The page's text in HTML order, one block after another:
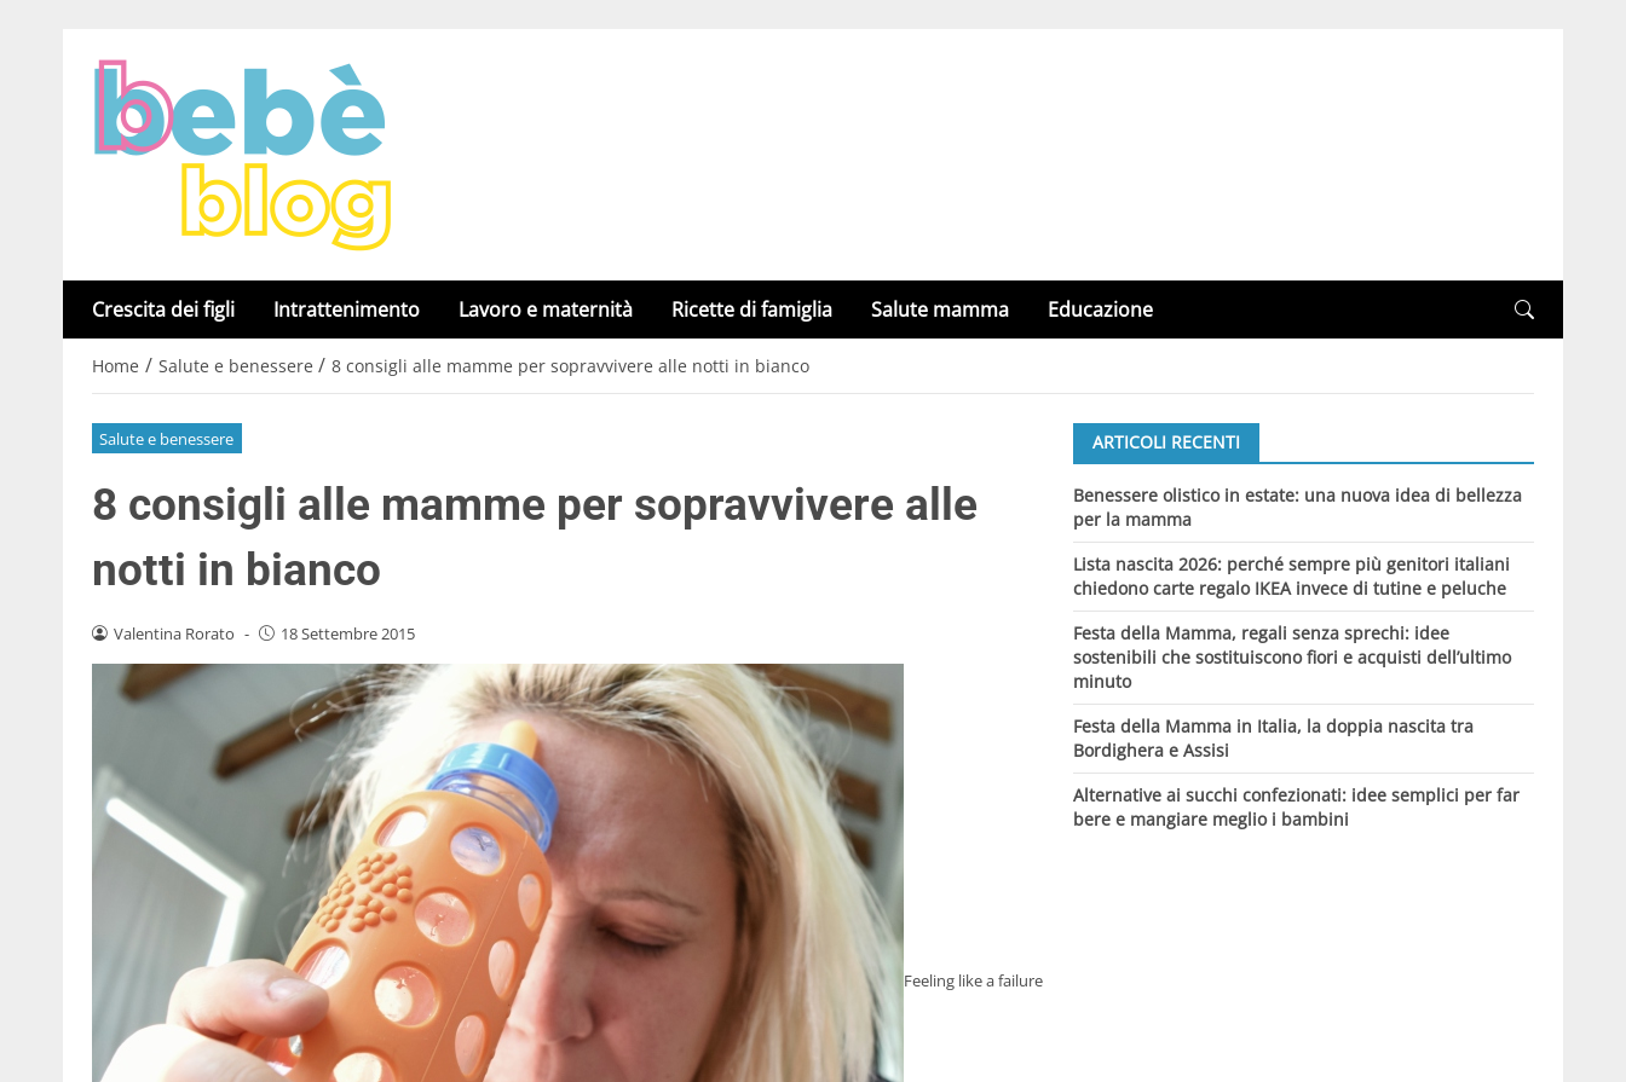
Crescita dei figli Intrattenimento Lavoro e maternità Ricette di famiglia Salute mamma Educazione
Home / Salute e benessere / 8 consigli alle mamme per sopravvivere alle notti in bianco
Salute e benessere
8 consigli alle mamme per sopravvivere alle
notti in bianco
Valentina Rorato - 18 Settembre 2015
Feeling like a failure
ARTICOLI RECENTI
Benessere olistico in estate: una nuova idea di bellezza
per la mamma
Lista nascita 2026: perché sempre più genitori italiani
chiedono carte regalo IKEA invece di tutine e peluche
Festa della Mamma, regali senza sprechi: idee
sostenibili che sostituiscono fiori e acquisti dell’ultimo
minuto
Festa della Mamma in Italia, la doppia nascita tra
Bordighera e Assisi
Alternative ai succhi confezionati: idee semplici per far
bere e mangiare meglio i bambini